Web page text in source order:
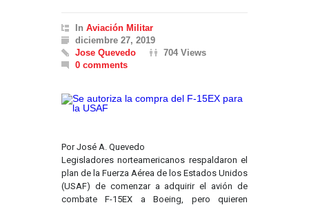
In Aviación Militar
diciembre 27, 2019
Jose Quevedo
704 Views
0 comments
Por José A. Quevedo
Legisladores norteamericanos respaldaron el
plan de la Fuerza Aérea de los Estados Unidos
(USAF) de comenzar a adquirir el avión de
combate F-15EX a Boeing, pero quieren